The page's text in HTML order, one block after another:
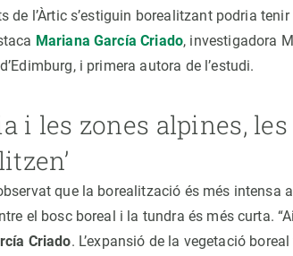
de l’Àrtic s’estiguin borealitzant podria
Mariana García Criado, investigadora
i primera autora de l’estudi.
i les zones alpines,
que la borealització és més intensa
el bosc boreal i la tundra és més curta.
Criado. L’expansió de la vegetació